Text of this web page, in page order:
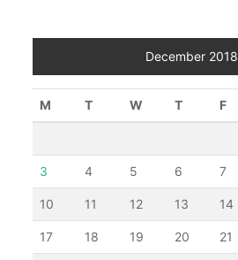
December 2018
M T W T F
3 4 5 6 7
10 11 12 13 14
17 18 19 20 21